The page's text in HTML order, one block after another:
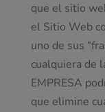
que el sitio
el Sitio Web
uno de sus
cualquiera de
EMPRESA
que elimine